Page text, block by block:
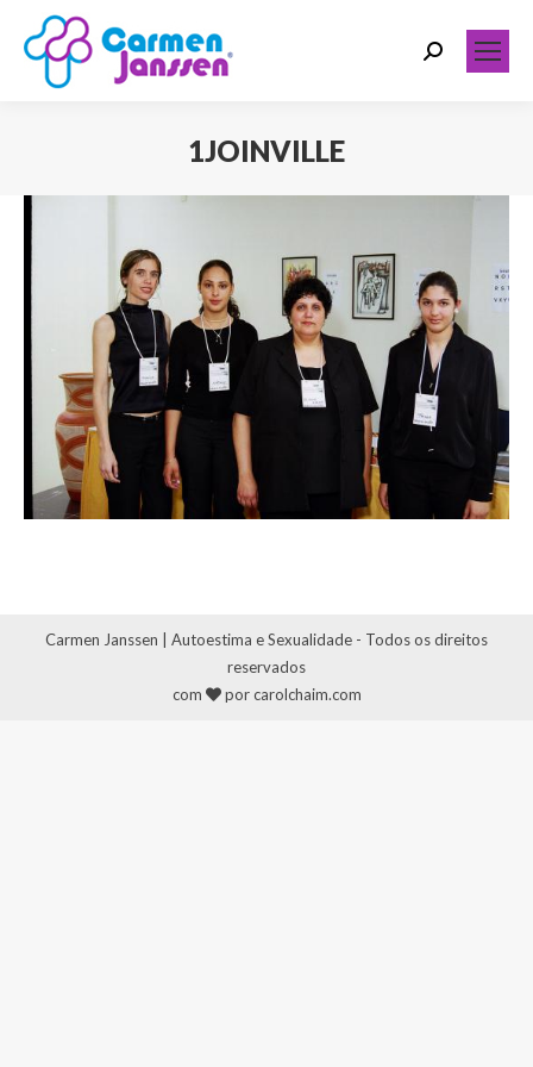
Search:
1JOINVILLE
Carmen Janssen | Autoestima e Sexualidade - Todos os direitos
reservados
com
por carolchaim.com